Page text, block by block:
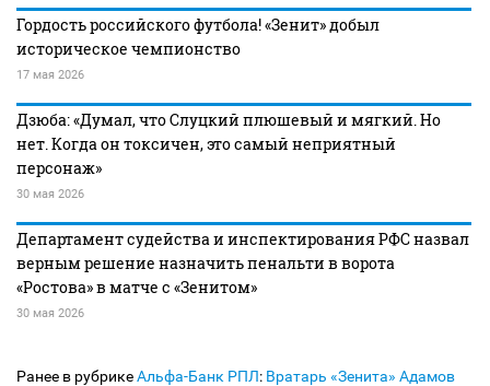
Гордость российского футбола! «Зенит» добыл
историческое чемпионство
17 мая 2026
Дзюба: «Думал, что Слуцкий плюшевый и мягкий. Но
нет. Когда он токсичен, это самый неприятный
персонаж»
30 мая 2026
Департамент судейства и инспектирования РФС назвал
верным решение назначить пенальти в ворота
«Ростова» в матче с «Зенитом»
30 мая 2026
Ранее в рубрикеАльфа-Банк РПЛ: Вратарь «Зенита» Адамов